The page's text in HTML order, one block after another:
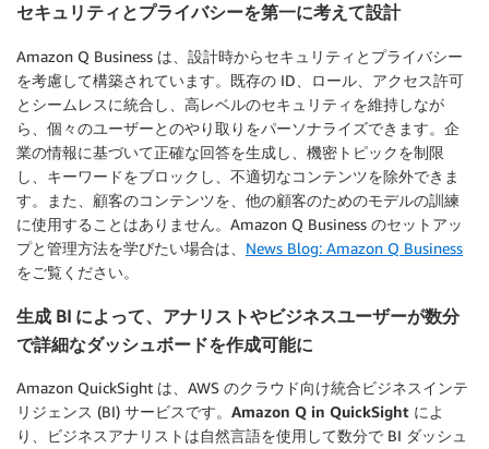
セキュリティとプライバシーを第一に考えて設計
Amazon Q Business は、設計時からセキュリティとプライバシー
を考慮して構築されています。既存の ID、ロール、アクセス許可
とシームレスに統合し、高レベルのセキュリティを維持しなが
ら、個々のユーザーとのやり取りをパーソナライズできます。企
業の情報に基づいて正確な回答を生成し、機密トピックを制限
し、キーワードをブロックし、不適切なコンテンツを除外できま
す。また、顧客のコンテンツを、他の顧客のためのモデルの訓練
に使用することはありません。Amazon Q Business のセットアッ
プと管理方法を学びたい場合は、 News Blog: Amazon Q Business
をご覧ください。
生成 BI によって、アナリストやビジネスユーザーが数分
で詳細なダッシュボードを作成可能に
Amazon QuickSight は、AWS のクラウド向け統合ビジネスインテ
リジェンス (BI) サービスです。 Amazon Q in QuickSight によ
り、ビジネスアナリストは自然言語を使用して数分で BI ダッシュ